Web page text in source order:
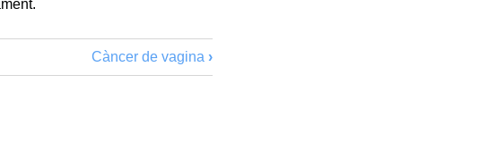
Càncer de vagina ›